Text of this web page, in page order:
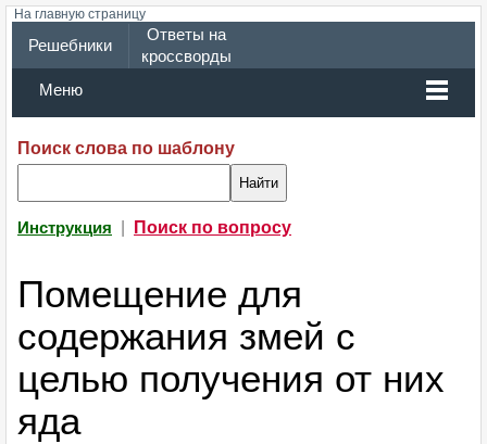
На главную страницу
Решебники
Ответы на
кроссворды
Меню
Поиск слова по шаблону
Инструкция Поиск по вопросу
Помещение для
содержания змей с
целью получения от них
яда